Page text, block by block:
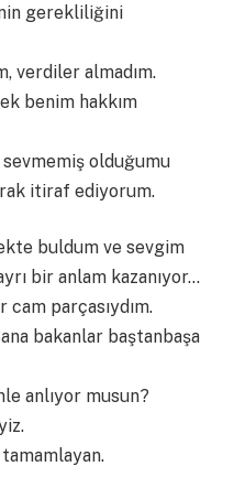
gerekliliğini
verdiler almadım.
benim hakkım
olduğumu
itiraf ediyorum.
buldum ve sevgim
bir anlam kazanıyor…
parçasıydım.
bakanlar baştanbaşa
anlıyor musun?